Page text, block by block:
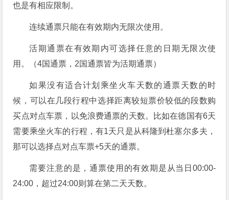
也是有相应限制。
连续通票只能在有效期内无限次使用。
活期通票在有效期内可选择任意的日期无限次使
用。（4国通票，2国通票皆为活期通票）
如果没有适合计划乘坐火车天数的通票天数的时
候，可以在几段行程中选择距离较短票价较低的段数购
买点对点车票，以免浪费通票的天数。比如在德国有6天
需要乘坐火车的行程，有1天只是从科隆到杜塞尔多夫，
那可以选择点对点车票+5天的通票。
需要注意的是，通票使用的有效期是从当日00:00-
24:00，超过24:00则算在第二天天数。